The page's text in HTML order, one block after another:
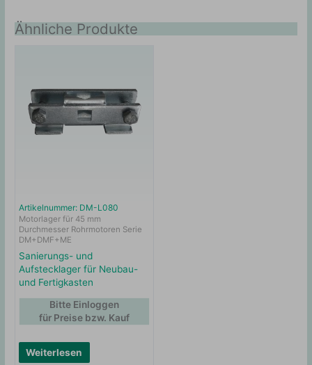
Ähnliche Produkte
Artikelnummer: DM-L080
Motorlager für 45 mm
Durchmesser Rohrmotoren Serie
DM+DMF+ME
Sanierungs- und
Aufstecklager für Neubau-
und Fertigkasten
Weiterlesen
Bitte Einloggen
für Preise bzw. Kauf